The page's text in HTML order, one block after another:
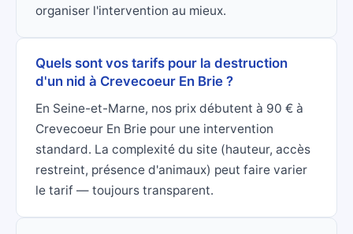
organiser l'intervention au mieux.
Quels sont vos tarifs pour la destruction
d'un nid à Crevecoeur En Brie ?
En Seine-et-Marne, nos prix débutent à 90 € à
Crevecoeur En Brie pour une intervention
standard. La complexité du site (hauteur, accès
restreint, présence d'animaux) peut faire varier
le tarif — toujours transparent.